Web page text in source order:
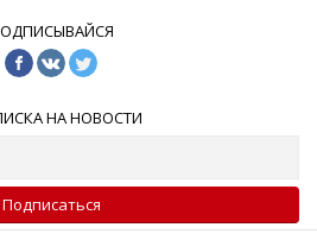
НА НОВОСТИ
Подписаться